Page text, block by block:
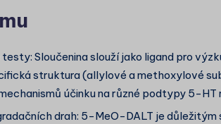
Sloučenina slouží jako ligand pro
struktura (allylové a methoxylové
účinku na různé podtypy 5-
drah: 5-MeO-DALT je